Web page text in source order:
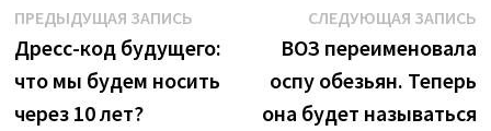
Навигация
по
записям
ПРЕДЫДУЩАЯ ЗАПИСЬПредыдущая
запись:
Дресс-код будущего:
что мы будем носить
через 10 лет?
СЛЕДУЮЩАЯ ЗАПИСЬ
ВОЗ переименовала
оспу обезьян. Теперь
она будет называться